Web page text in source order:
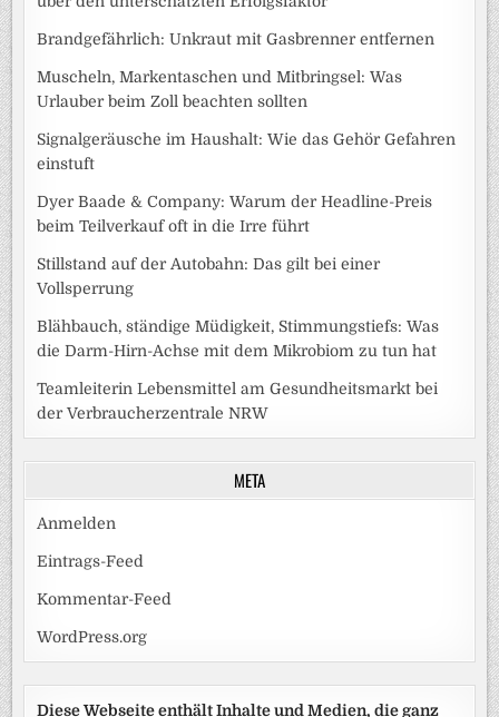
Brandgefährlich: Unkraut mit Gasbrenner entfernen
Muscheln, Markentaschen und Mitbringsel: Was
Urlauber beim Zoll beachten sollten
Signalgeräusche im Haushalt: Wie das Gehör Gefahren
einstuft
Dyer Baade & Company: Warum der Headline-Preis
beim Teilverkauf oft in die Irre führt
Stillstand auf der Autobahn: Das gilt bei einer
Vollsperrung
Blähbauch, ständige Müdigkeit, Stimmungstiefs: Was
die Darm-Hirn-Achse mit dem Mikrobiom zu tun hat
Teamleiterin Lebensmittel am Gesundheitsmarkt bei
der Verbraucherzentrale NRW
META
Anmelden
Eintrags-Feed
Kommentar-Feed
WordPress.org
Diese Webseite enthält Inhalte und Medien, die ganz